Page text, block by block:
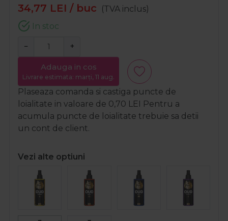
34,77 LEI / buc
(TVA inclus)
In stoc
− +
Adauga in cos
Livrare estimata: marți, 11 aug.
Plaseaza comanda si castiga puncte de
loialitate in valoare de 0,70 LEI Pentru a
acumula puncte de loialitate trebuie sa detii
un cont de client.
Vezi alte optiuni